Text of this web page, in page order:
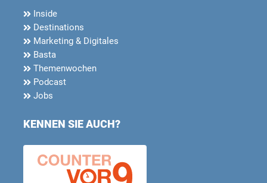
Inside
Destinations
Marketing & Digitales
Basta
Themenwochen
Podcast
Jobs
KENNEN SIE AUCH?